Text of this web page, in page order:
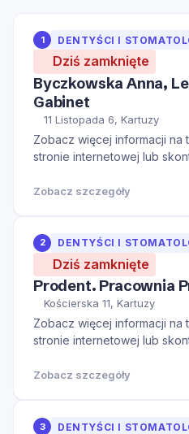
1 DENTYŚCI I
Dziś zamknięte
Byczkowska Anna,
Gabinet
11 Listopada 6, Kartuzy
Zobacz więcej informacji na
stronie internetowej lub
Zobacz szczegóły
2 DENTYŚCI I
Dziś zamknięte
Prodent. Pracownia
Kościerska 11, Kartuzy
Zobacz więcej informacji na
stronie internetowej lub
Zobacz szczegóły
3 DENTYŚCI I